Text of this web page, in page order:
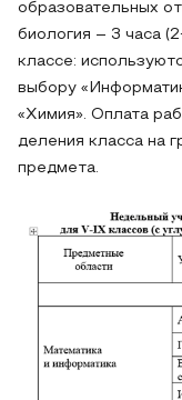
образовательных
биология – 3 часа
классе:
выбору
«Химия». Оплата
деления класса на
предмета.